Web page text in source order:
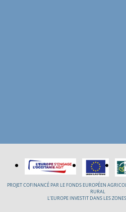
PROJET COFINANCÉ PAR LE FONDS EUROPÉEN
RURAL
L’EUROPE INVESTIT DANS LES